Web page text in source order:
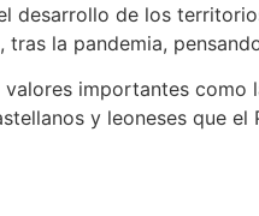
desarrollo de los
la pandemia,
importantes
y leoneses que